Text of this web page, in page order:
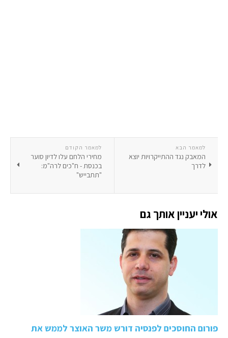
למאמר הקודם
מחירי הלחם עלו לדיון סוער
בכנסת - ח"כים לרה"מ:
"תתבייש"
למאמר הבא
המאבק נגד ההתייקרויות יוצא
לדרך
אולי יעניין אותך גם
פורום החוסכים לפנסיה דורש משר האוצר לממש את